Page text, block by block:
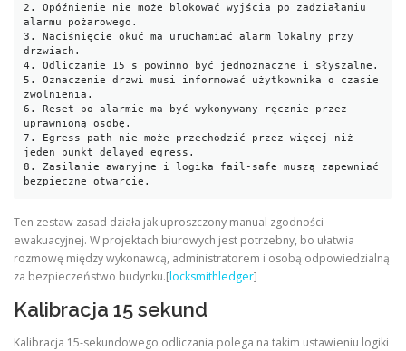
2. Opóźnienie nie może blokować wyjścia po zadziałaniu
alarmu pożarowego.
3. Naciśnięcie okuć ma uruchamiać alarm lokalny przy
drzwiach.
4. Odliczanie 15 s powinno być jednoznaczne i słyszalne.
5. Oznaczenie drzwi musi informować użytkownika o czasie
zwolnienia.
6. Reset po alarmie ma być wykonywany ręcznie przez
uprawnioną osobę.
7. Egress path nie może przechodzić przez więcej niż
jeden punkt delayed egress.
8. Zasilanie awaryjne i logika fail-safe muszą zapewniać
bezpieczne otwarcie.
Ten zestaw zasad działa jak uproszczony manual zgodności
ewakuacyjnej. W projektach biurowych jest potrzebny, bo ułatwia
rozmowę między wykonawcą, administratorem i osobą odpowiedzialną
za bezpieczeństwo budynku.[locksmithledger]
Kalibracja 15 sekund
Kalibracja 15-sekundowego odliczania polega na takim ustawieniu logiki